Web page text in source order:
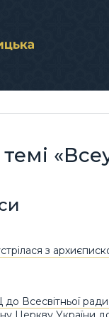
з
до Всесвітньої